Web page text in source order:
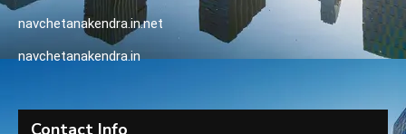
navchetanakendra.in.net
navchetanakendra.in
Contact Info